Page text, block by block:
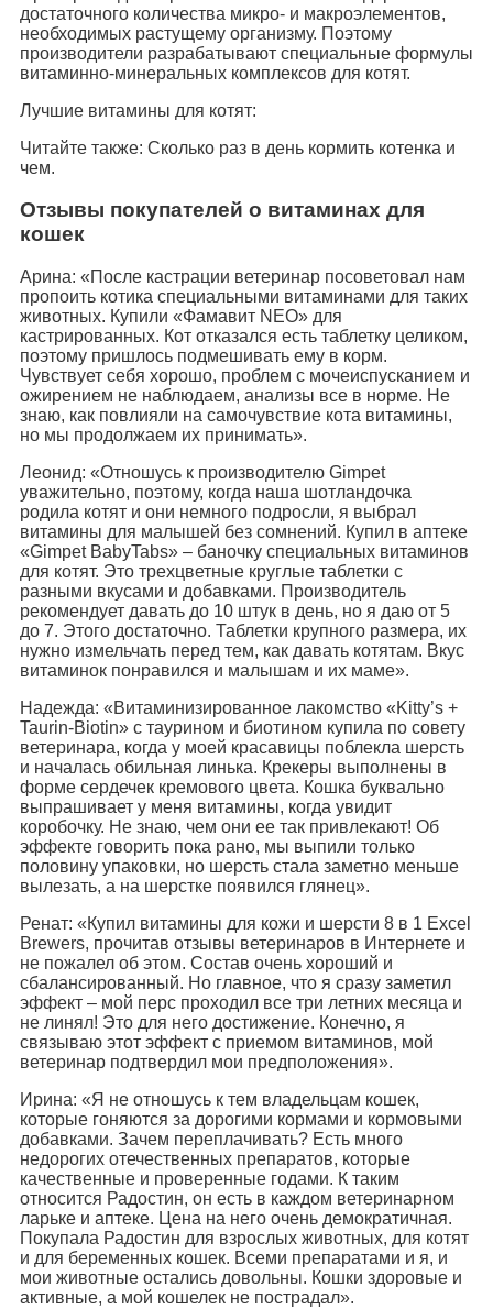
достаточного количества микро- и макроэлементов,
необходимых растущему организму. Поэтому
производители разрабатывают специальные формулы
витаминно-минеральных комплексов для котят.
Лучшие витамины для котят:
Читайте также: Сколько раз в день кормить котенка и
чем.
Отзывы покупателей о витаминах для
кошек
Арина: «После кастрации ветеринар посоветовал нам
пропоить котика специальными витаминами для таких
животных. Купили «Фамавит NEO» для
кастрированных. Кот отказался есть таблетку целиком,
поэтому пришлось подмешивать ему в корм.
Чувствует себя хорошо, проблем с мочеиспусканием и
ожирением не наблюдаем, анализы все в норме. Не
знаю, как повлияли на самочувствие кота витамины,
но мы продолжаем их принимать».
Леонид: «Отношусь к производителю Gimpet
уважительно, поэтому, когда наша шотландочка
родила котят и они немного подросли, я выбрал
витамины для малышей без сомнений. Купил в аптеке
«Gimpet BabyTabs» – баночку специальных витаминов
для котят. Это трехцветные круглые таблетки с
разными вкусами и добавками. Производитель
рекомендует давать до 10 штук в день, но я даю от 5
до 7. Этого достаточно. Таблетки крупного размера, их
нужно измельчать перед тем, как давать котятам. Вкус
витаминок понравился и малышам и их маме».
Надежда: «Витаминизированное лакомство «Kitty’s +
Taurin-Biotin» с таурином и биотином купила по совету
ветеринара, когда у моей красавицы поблекла шерсть
и началась обильная линька. Крекеры выполнены в
форме сердечек кремового цвета. Кошка буквально
выпрашивает у меня витамины, когда увидит
коробочку. Не знаю, чем они ее так привлекают! Об
эффекте говорить пока рано, мы выпили только
половину упаковки, но шерсть стала заметно меньше
вылезать, а на шерстке появился глянец».
Ренат: «Купил витамины для кожи и шерсти 8 в 1 Excel
Brewers, прочитав отзывы ветеринаров в Интернете и
не пожалел об этом. Состав очень хороший и
сбалансированный. Но главное, что я сразу заметил
эффект – мой перс проходил все три летних месяца и
не линял! Это для него достижение. Конечно, я
связываю этот эффект с приемом витаминов, мой
ветеринар подтвердил мои предположения».
Ирина: «Я не отношусь к тем владельцам кошек,
которые гоняются за дорогими кормами и кормовыми
добавками. Зачем переплачивать? Есть много
недорогих отечественных препаратов, которые
качественные и проверенные годами. К таким
относится Радостин, он есть в каждом ветеринарном
ларьке и аптеке. Цена на него очень демократичная.
Покупала Радостин для взрослых животных, для котят
и для беременных кошек. Всеми препаратами и я, и
мои животные остались довольны. Кошки здоровые и
активные, а мой кошелек не пострадал».